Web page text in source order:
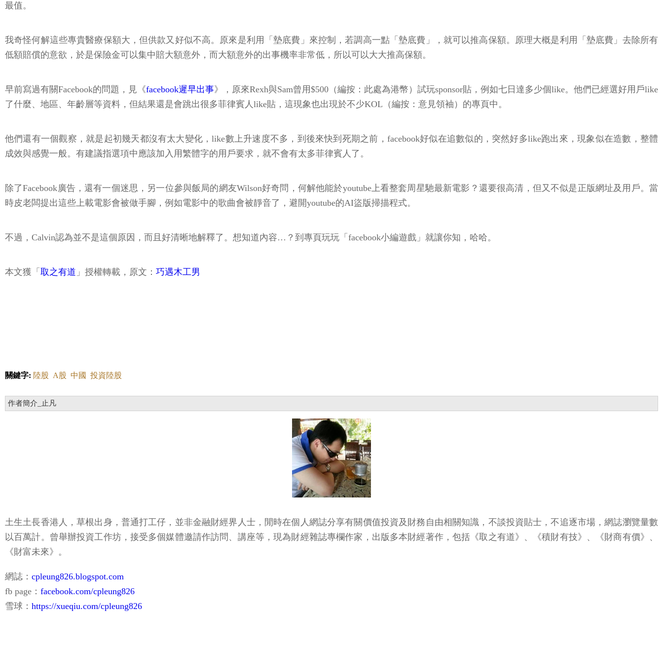
最值。
我奇怪何解這些專貴醫療保額大，但供款又好似不高。原來是利用「墊底費」來控制，若調高一點「墊底費」，就可以推高保額。原理大概是利用「墊底費」去除所有
低額賠償的意欲，於是保險金可以集中賠大額意外，而大額意外的出事機率非常低，所以可以大大推高保額。
早前寫過有關Facebook的問題，見《facebook遲早出事》，原來Rexh與Sam曾用$500（編按：此處為港幣）試玩sponsor貼，例如七日達多少個like。他們已經選好用戶like
了什麼、地區、年齡層等資料，但結果還是會跳出很多菲律賓人like貼，這現象也出現於不少KOL（編按：意見領袖）的專頁中。
他們還有一個觀察，就是起初幾天都沒有太大變化，like數上升速度不多，到後來快到死期之前，facebook好似在追數似的，突然好多like跑出來，現象似在造數，整體
成效與感覺一般。有建議指選項中應該加入用繁體字的用戶要求，就不會有太多菲律賓人了。
除了Facebook廣告，還有一個迷思，另一位參與飯局的網友Wilson好奇問，何解他能於youtube上看整套周星馳最新電影？還要很高清，但又不似是正版網址及用戶。當
時皮老闆提出這些上載電影會被做手腳，例如電影中的歌曲會被靜音了，避開youtube的AI盜版掃描程式。
不過，Calvin認為並不是這個原因，而且好清晰地解釋了。想知道內容…？到專頁玩玩「facebook小編遊戲」就讓你知，哈哈。
本文獲「 取之有道 」授權轉載，原文： 巧遇木工男
關鍵字: 陸股 A股 中國 投資陸股
作者簡介_止凡
土生土長香港人，草根出身，普通打工仔，並非金融財經界人士，閒時在個人網誌分享有關價值投資及財務自由相關知識，不談投資貼士，不追逐市場，網誌瀏覽量數
以百萬計。曾舉辦投資工作坊，接受多個媒體邀請作訪問、講座等，現為財經雜誌專欄作家，出版多本財經著作，包括《取之有道》、《積財有技》、《財商有價》、
《財富未來》。
網誌： cpleung826.blogspot.com
fb page： facebook.com/cpleung826
雪球： https://xueqiu.com/cpleung826